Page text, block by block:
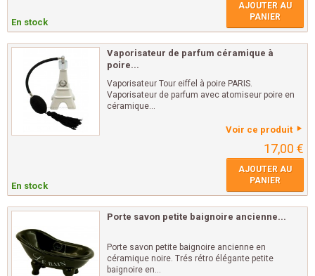
En stock
AJOUTER AU
PANIER
Vaporisateur de parfum céramique à
poire...
Vaporisateur Tour eiffel à poire PARIS.
Vaporisateur de parfum avec atomiseur poire en
céramique...
Voir ce produit
17,00 €
En stock
AJOUTER AU
PANIER
Porte savon petite baignoire ancienne...
Porte savon petite baignoire ancienne en
céramique noire. Trés rétro élégante petite
baignoire en...